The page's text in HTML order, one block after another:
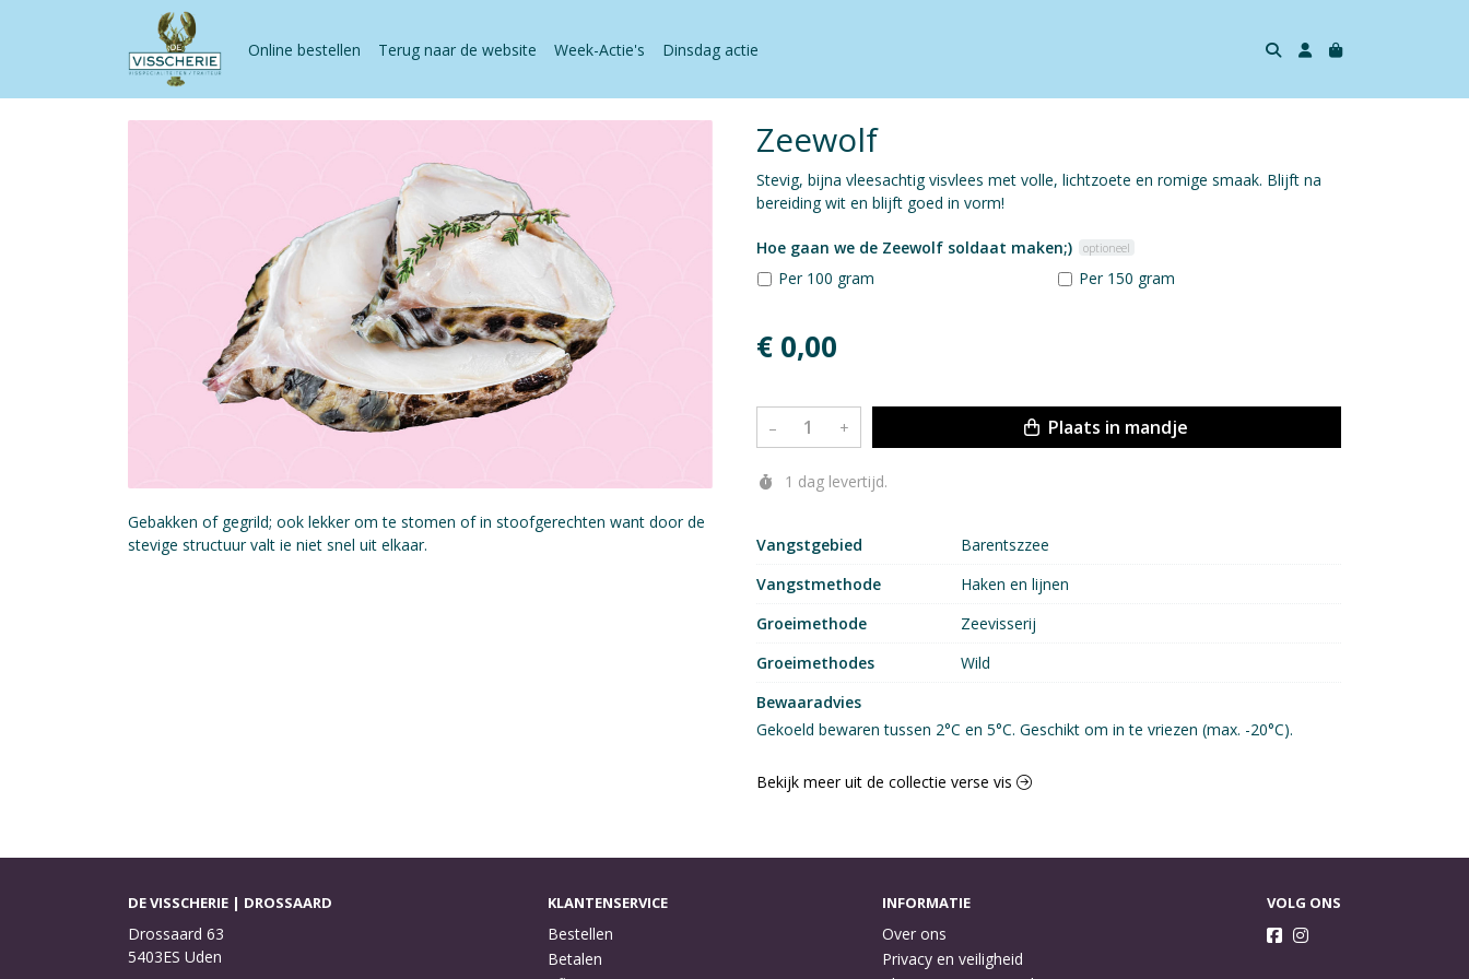
Online bestellen Terug naar de website Week-Actie's Dinsdag actie
Gebakken of gegrild; ook lekker om te stomen of in stoofgerechten want door de
stevige structuur valt ie niet snel uit elkaar.
Zeewolf
Stevig, bijna vleesachtig visvlees met volle, lichtzoete en romige smaak. Blijft na
bereiding wit en blijft goed in vorm!
Hoe gaan we de Zeewolf soldaat maken;) optioneel
Per 100 gram Per 150 gram
€ 0,00
– + Plaats in mandje
1 dag levertijd.
Vangstgebied
Barentszzee
Vangstmethode
Haken en lijnen
Groeimethode
Zeevisserij
Groeimethodes
Wild
Bewaaradvies
Gekoeld bewaren tussen 2°C en 5°C. Geschikt om in te vriezen (max. -20°C).
Bekijk meer uit de collectie verse vis
DE VISSCHERIE | DROSSAARD
Drossaard 63
5403ES Uden
KLANTENSERVICE
Bestellen
Betalen
INFORMATIE
Over ons
Privacy en veiligheid
VOLG ONS